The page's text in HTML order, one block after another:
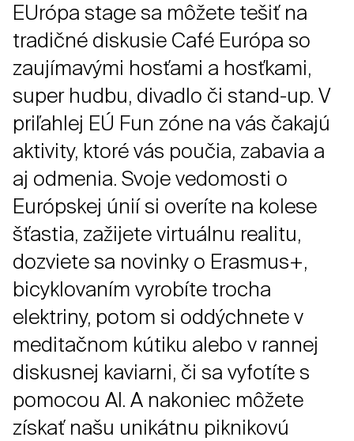
EUrópa stage sa môžete tešiť na
tradičné diskusie Café Európa so
zaujímavými hosťami a hosťkami,
super hudbu, divadlo či stand-up. V
priľahlej EÚ Fun zóne na vás čakajú
aktivity, ktoré vás poučia, zabavia a
aj odmenia. Svoje vedomosti o
Európskej únií si overíte na kolese
šťastia, zažijete virtuálnu realitu,
dozviete sa novinky o Erasmus+,
bicyklovaním vyrobíte trocha
elektriny, potom si oddýchnete v
meditačnom kútiku alebo v rannej
diskusnej kaviarni, či sa vyfotíte s
pomocou AI. A nakoniec môžete
získať našu unikátnu piknikovú